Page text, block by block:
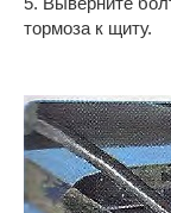
тормоза к щиту.